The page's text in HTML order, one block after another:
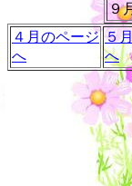
９
４月のページ
へ
５
へ